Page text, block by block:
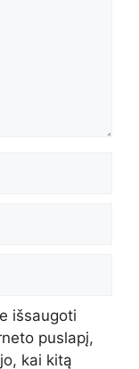
išsaugoti
puslapį,
kai kitą